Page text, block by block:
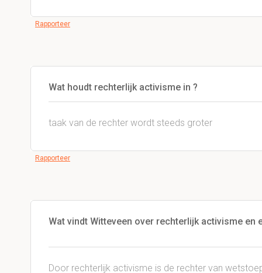
Rapporteer
Wat houdt rechterlijk activisme in ?
taak van de rechter wordt steeds groter
Rapporteer
Wat vindt Witteveen over rechterlijk activisme en
Door rechterlijk activisme is de rechter van